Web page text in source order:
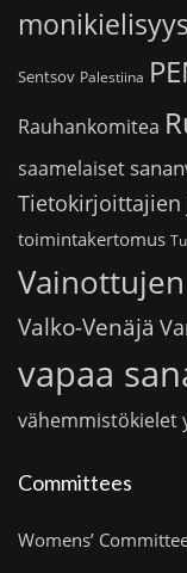
monikielisyys
Sentsov Palestiina
Rauhankomitea
saamelaiset
toimintakertomus
Valko-Venäjä
vapaa
vähemmistökielet
Committees
Womens’